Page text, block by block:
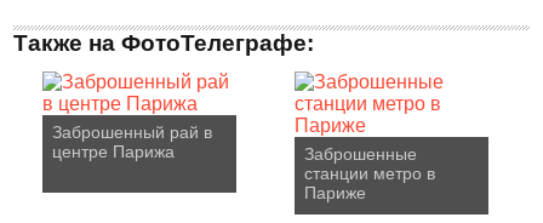
Также на ФотоТелеграфе:
Заброшенный рай в
центре Парижа
Заброшенные
станции метро в
Париже